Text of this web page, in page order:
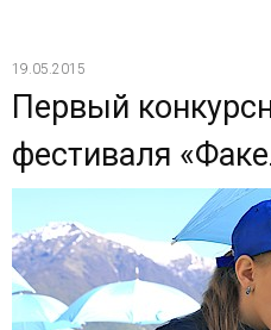
19.05.2015
Первый
фестиваля